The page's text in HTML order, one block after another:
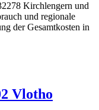
Kirchlengern und
und regionale
der Gesamtkosten in
Vlotho